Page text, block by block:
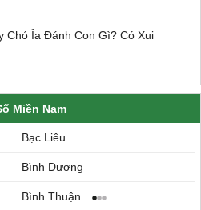
Chó Ỉa Đánh Con Gì? Có Xui
Miền Nam
Bạc Liêu
Bình Dương
Bình Thuận